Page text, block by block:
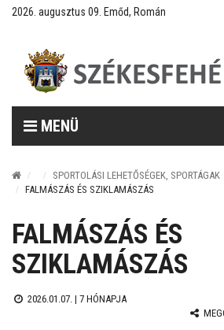
2026. augusztus 09. Emőd, Román
MENÜ
SPORTOLÁSI LEHETŐSÉGEK, SPORTÁGAK
FALMÁSZÁS ÉS SZIKLAMÁSZÁS
FALMÁSZÁS ÉS
SZIKLAMÁSZÁS
2026.01.07. | 7 HÓNAPJA